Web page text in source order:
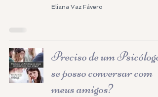
Eliana Vaz Fávero
Preciso de um Psicólogo
se posso conversar com
meus amigos?